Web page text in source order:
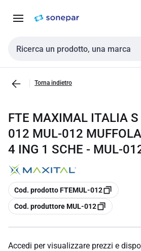
navigazione alla
Cerca input
Torna indietro
FTE MAXIMAL ITALIA
012 MUL-012
4 ING 1 SCHE - MUL-
copia
Cod. prodotto FTEMUL-012
copia
Cod. produttore MUL-012
Accedi per visualizzare prezzi e